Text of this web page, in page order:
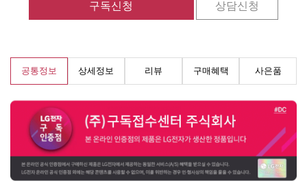
공통정보 상세정보 리뷰 구매혜택 사은품